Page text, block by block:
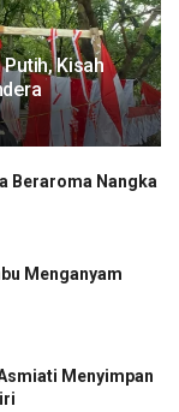
Kisah
Beraroma Nangka
Menganyam
Menyimpan